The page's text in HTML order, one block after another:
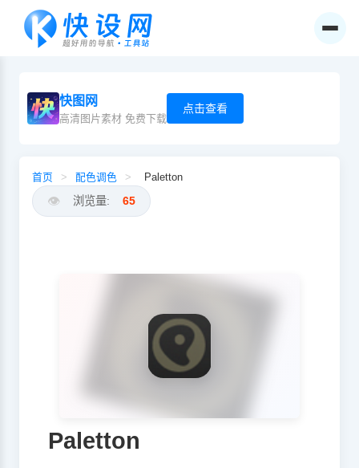
快图网
高清图片素材 免费下载
点击查看
首页 > 配色调色 > Paletton
👁️ 浏览量: 65
Paletton